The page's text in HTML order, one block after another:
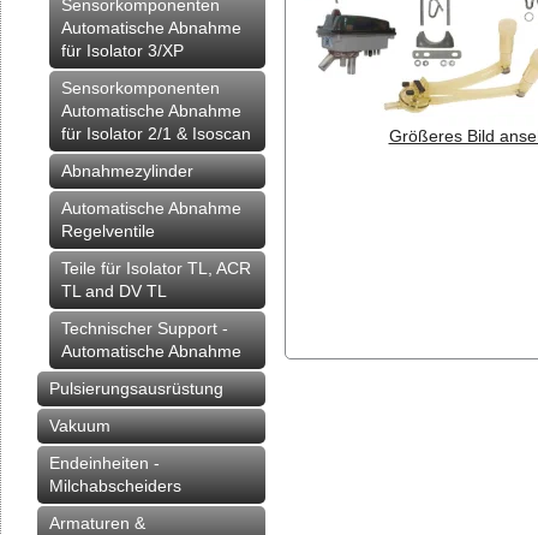
Sensorkomponenten
Automatische Abnahme
für Isolator 3/XP
Sensorkomponenten
Automatische Abnahme
für Isolator 2/1 & Isoscan
Abnahmezylinder
Automatische Abnahme
Regelventile
Teile für Isolator TL, ACR
TL and DV TL
Technischer Support -
Automatische Abnahme
Pulsierungsausrüstung
Vakuum
Endeinheiten -
Milchabscheiders
Armaturen &
Größeres Bild